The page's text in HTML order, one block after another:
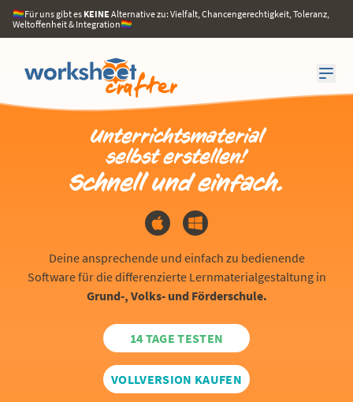
🏳️‍🌈Für uns gibt es KEINE Alternative zu: Vielfalt, Chancengerechtigkeit, Toleranz,
Weltoffenheit & Integration🏳️‍🌈
Unterrichts­material
selbst erstellen!
Schnell und einfach.
Deine ansprechende und einfach zu bedienende
Software für die differenzierte Lernmaterialgestaltung in
Grund-, Volks- und Förderschule.
14 TAGE TESTEN
VOLLVERSION KAUFEN